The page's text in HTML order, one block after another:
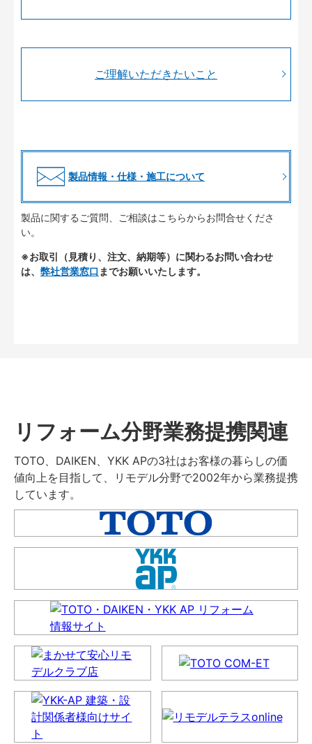
ご理解いただきたいこと
製品情報・仕様・施工について
製品に関するご質問、ご相談はこちらからお問合せくださ
い。
※お取引（見積り、注文、納期等）に関わるお問い合わせ
は、 弊社営業窓口 までお願いいたします。
リフォーム分野業務提携関連
TOTO、DAIKEN、YKK APの3社はお客様の暮らしの価
値向上を目指して、リモデル分野で2002年から業務提携
しています。